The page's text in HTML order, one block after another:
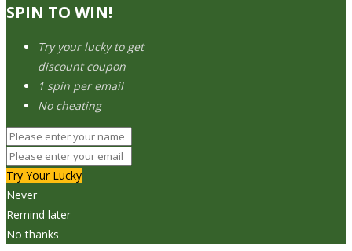
SPIN TO WIN!
Try your lucky to get
discount coupon
1 spin per email
No cheating
Try Your Lucky
Never
Remind later
No thanks